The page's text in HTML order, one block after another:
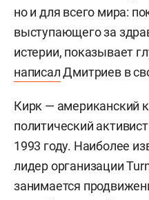
но и для всего мира:
выступающего за
истерии, показывает
написалДмитриев в
Кирк — американский
политический
1993 году. Наиболее
лидер организации
занимается